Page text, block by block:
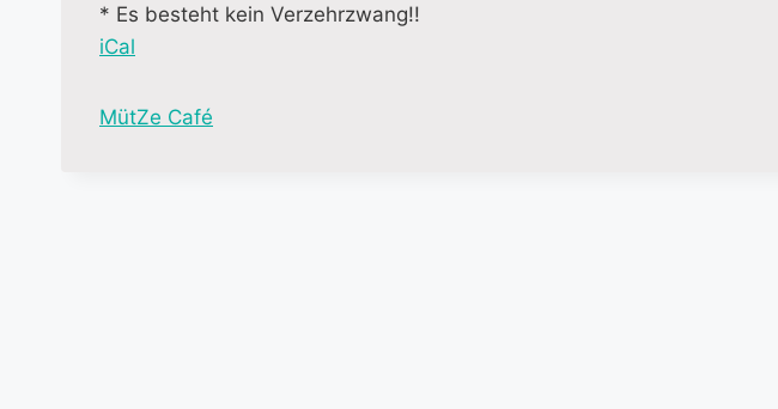
* Es besteht kein Verzehrzwang!!
iCal
M
MütZe Café